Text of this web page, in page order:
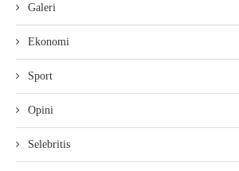
Galeri
Ekonomi
Sport
Opini
Selebritis